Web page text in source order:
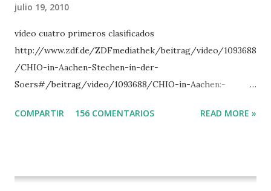
julio 19, 2010
vídeo cuatro primeros clasificados
http://www.zdf.de/ZDFmediathek/beitrag/video/1093688
/CHIO-in-Aachen-Stechen-in-der-
Soers#/beitrag/video/1093688/CHIO-in-Aachen:-
COMPARTIR 156 COMENTARIOS READ MORE »